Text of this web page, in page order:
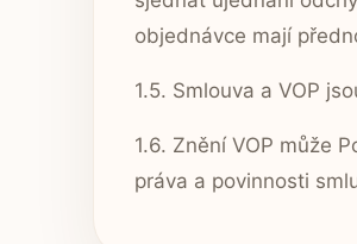
objednávce mají
1.5. Smlouva a VOP
1.6. Znění VOP může
práva a povinnosti